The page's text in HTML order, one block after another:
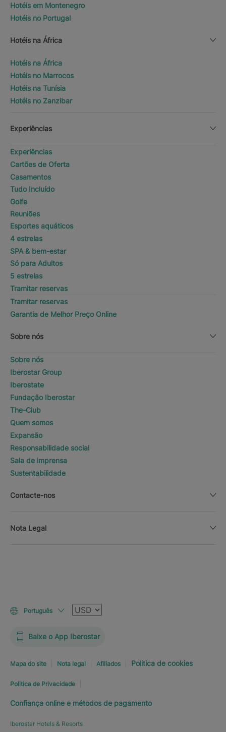
Hotéis em Montenegro
Hotéis no Portugal
Hotéis na África
Hotéis na África
Hotéis no Marrocos
Hotéis na Tunísia
Hotéis no Zanzibar
Experiências
Experiências
Cartões de Oferta
Casamentos
Tudo Incluído
Golfe
Reuniões
Esportes aquáticos
4 estrelas
SPA & bem-estar
Só para Adultos
5 estrelas
Tramitar reservas
Tramitar reservas
Garantia de Melhor Preço Online
Sobre nós
Sobre nós
Iberostar Group
Iberostate
Fundação Iberostar
The-Club
Quem somos
Expansão
Responsabilidade social
Sala de imprensa
Sustentabilidade
Contacte-nos
Nota Legal
Português Moeda
Baixe o App Iberostar
Mapa do site Nota legal Afiliados Politica de cookies
Politica de Privacidade
Confiança online e métodos de pagamento
Iberostar Hotels & Resorts